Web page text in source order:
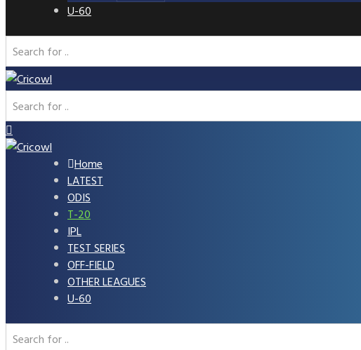
U-60
Home
LATEST
ODIS
T-20
IPL
TEST SERIES
OFF-FIELD
OTHER LEAGUES
U-60